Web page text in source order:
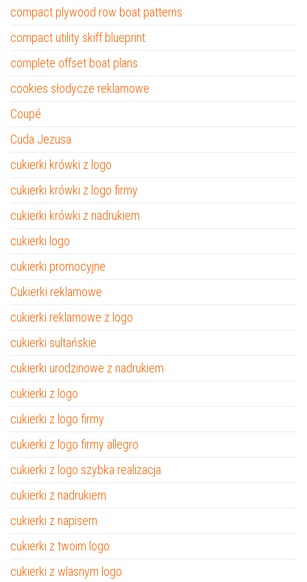
compact plywood row boat patterns
compact utility skiff blueprint
complete offset boat plans
cookies słodycze reklamowe
Coupé
Cuda Jezusa
cukierki krówki z logo
cukierki krówki z logo firmy
cukierki krówki z nadrukiem
cukierki logo
cukierki promocyjne
Cukierki reklamowe
cukierki reklamowe z logo
cukierki sultańskie
cukierki urodzinowe z nadrukiem
cukierki z logo
cukierki z logo firmy
cukierki z logo firmy allegro
cukierki z logo szybka realizacja
cukierki z nadrukiem
cukierki z napisem
cukierki z twoim logo
cukierki z wlasnym logo